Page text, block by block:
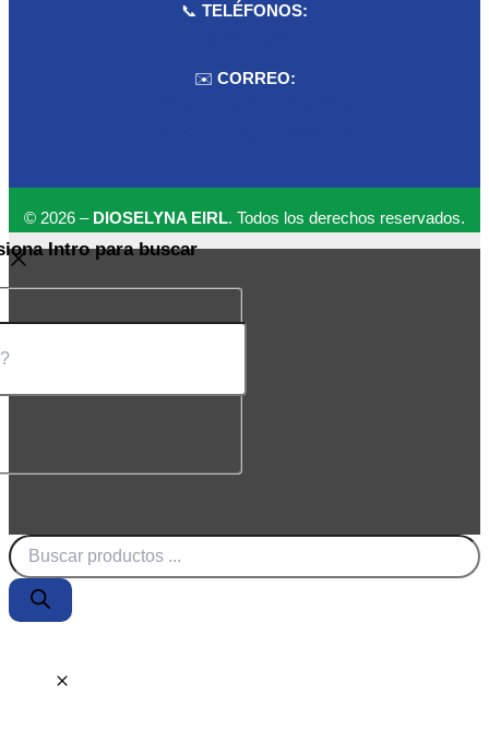
📞 TELÉFONOS:
✉️ CORREO:
© 2026 – DIOSELYNA EIRL. Todos los derechos reservados.
Intro para buscar
Búsqueda
de
productos